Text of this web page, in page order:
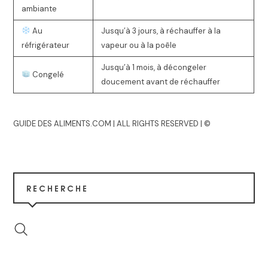
ambiante
Au
réfrigérateur
Jusqu’à 3 jours, à réchauffer à la
vapeur ou à la poêle
Congelé
Jusqu’à 1 mois, à décongeler
doucement avant de réchauffer
GUIDE DES ALIMENTS.COM | ALL RIGHTS RESERVED | ©
RECHERCHE